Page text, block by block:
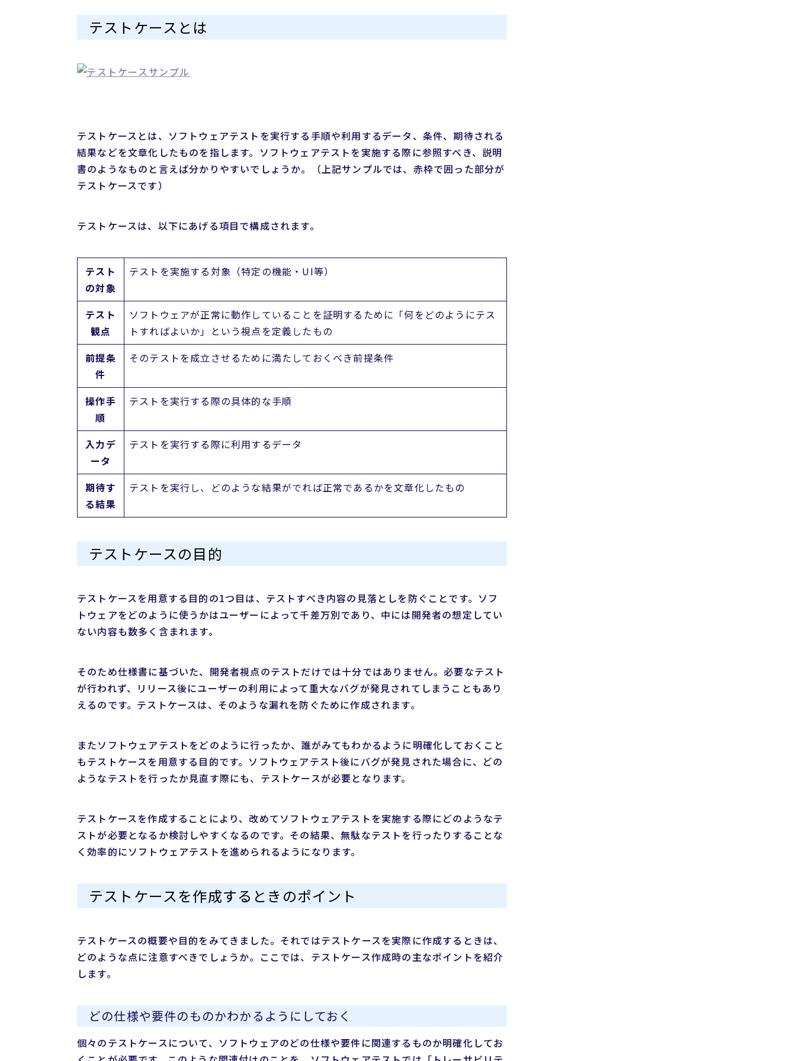
テストケースとは
テストケースとは、ソフトウェアテストを実行する手順や利用するデータ、条件、期待される
結果などを文章化したものを指します。ソフトウェアテストを実施する際に参照すべき、説明
書のようなものと言えば分かりやすいでしょうか。（上記サンプルでは、赤枠で囲った部分が
テストケースです）
テストケースは、以下にあげる項目で構成されます。
テスト
の対象
テストを実施する対象（特定の機能・UI等）
テスト
観点
ソフトウェアが正常に動作していることを証明するために「何をどのようにテス
トすればよいか」という視点を定義したもの
前提条
件
そのテストを成立させるために満たしておくべき前提条件
操作手
順
テストを実行する際の具体的な手順
入力デ
ータ
テストを実行する際に利用するデータ
期待す
る結果
テストを実行し、どのような結果がでれば正常であるかを文章化したもの
テストケースの目的
テストケースを用意する目的の1つ目は、テストすべき内容の見落としを防ぐことです。ソフ
トウェアをどのように使うかはユーザーによって千差万別であり、中には開発者の想定してい
ない内容も数多く含まれます。
そのため仕様書に基づいた、開発者視点のテストだけでは十分ではありません。必要なテスト
が行われず、リリース後にユーザーの利用によって重大なバグが発見されてしまうこともあり
えるのです。テストケースは、そのような漏れを防ぐために作成されます。
またソフトウェアテストをどのように行ったか、誰がみてもわかるように明確化しておくこと
もテストケースを用意する目的です。ソフトウェアテスト後にバグが発見された場合に、どの
ようなテストを行ったか見直す際にも、テストケースが必要となります。
テストケースを作成することにより、改めてソフトウェアテストを実施する際にどのようなテ
ストが必要となるか検討しやすくなるのです。その結果、無駄なテストを行ったりすることな
く効率的にソフトウェアテストを進められるようになります。
テストケースを作成するときのポイント
テストケースの概要や目的をみてきました。それではテストケースを実際に作成するときは、
どのような点に注意すべきでしょうか。ここでは、テストケース作成時の主なポイントを紹介
します。
どの仕様や要件のものかわかるようにしておく
個々のテストケースについて、ソフトウェアのどの仕様や要件に関連するものか明確化してお